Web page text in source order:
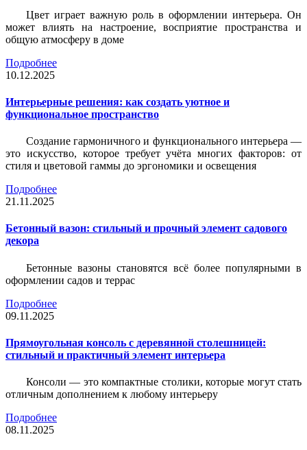
Цвет играет важную роль в оформлении интерьера. Он
может влиять на настроение, восприятие пространства и
общую атмосферу в доме
Подробнее
10.12.2025
Интерьерные решения: как создать уютное и
функциональное пространство
Создание гармоничного и функционального интерьера —
это искусство, которое требует учёта многих факторов: от
стиля и цветовой гаммы до эргономики и освещения
Подробнее
21.11.2025
Бетонный вазон: стильный и прочный элемент садового
декора
Бетонные вазоны становятся всё более популярными в
оформлении садов и террас
Подробнее
09.11.2025
Прямоугольная консоль с деревянной столешницей:
стильный и практичный элемент интерьера
Консоли — это компактные столики, которые могут стать
отличным дополнением к любому интерьеру
Подробнее
08.11.2025